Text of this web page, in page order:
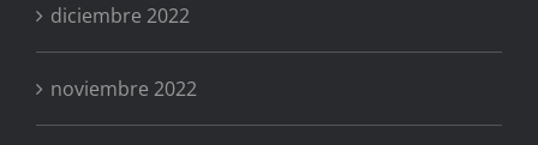
diciembre 2022
noviembre 2022